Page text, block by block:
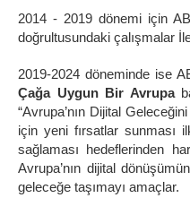
2014 - 2019 dönemi için
doğrultusundaki çalışmalar
2019-2024 döneminde ise
Çağa Uygun Bir Avrupa
“Avrupa’nın Dijital
için yeni fırsatlar sunması
sağlaması hedeflerinden
Avrupa’nın dijital
geleceğe taşımayı amaçlar.